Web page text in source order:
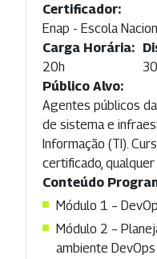
Certificador:
Enap - Escola
Carga Horária:
20h
Público Alvo:
Agentes públicos
de sistema e
Informação (TI).
certificado,
Conteúdo
Módulo 1 –
Módulo 2 –
ambiente DevOps